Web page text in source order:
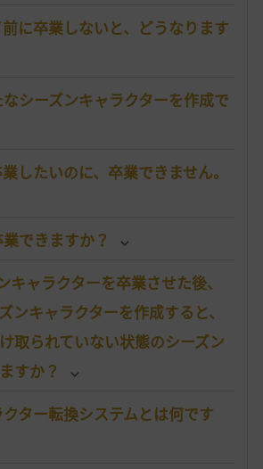
に卒業しないと、どうなります
シーズンキャラクターを作成で
したいのに、卒業できません。
できますか？
キャラクターを卒業させた後、
ンキャラクターを作成すると、
取られていない状態のシーズン
すか？
ター転換システムとは何です